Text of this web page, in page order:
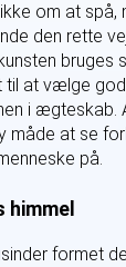
om at spå,
den rette
bruges
til at vælge
i ægteskab.
måde at se
på.
himmel
formet